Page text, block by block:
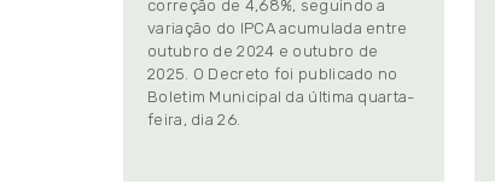
correção de 4,68%, seguindo a
variação do IPCA acumulada entre
outubro de 2024 e outubro de
2025. O Decreto foi publicado no
Boletim Municipal da última quarta-
feira, dia 26.